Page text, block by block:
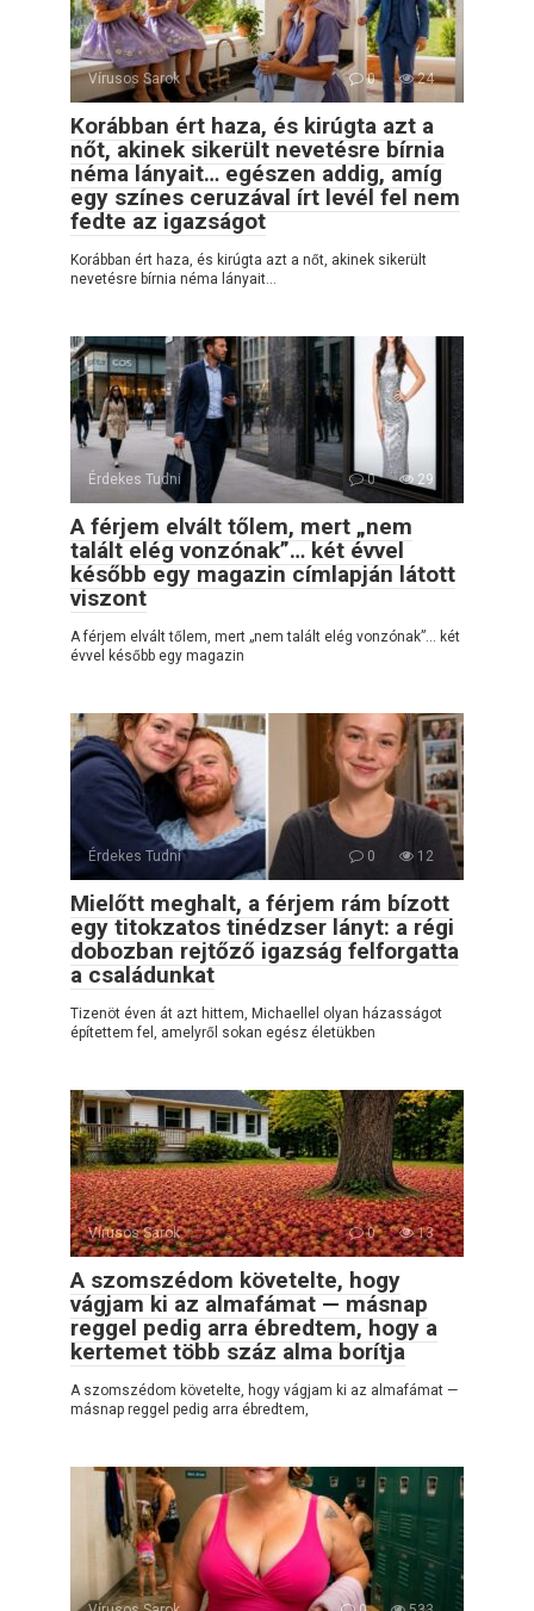
Vírusos Sarok 0 24
Korábban ért haza, és kirúgta azt a
nőt, akinek sikerült nevetésre bírnia
néma lányait… egészen addig, amíg
egy színes ceruzával írt levél fel nem
fedte az igazságot
Korábban ért haza, és kirúgta azt a nőt, akinek sikerült
nevetésre bírnia néma lányait…
Érdekes Tudni 0 29
A férjem elvált tőlem, mert „nem
talált elég vonzónak”… két évvel
később egy magazin címlapján látott
viszont
A férjem elvált tőlem, mert „nem talált elég vonzónak”… két
évvel később egy magazin
Érdekes Tudni 0 12
Mielőtt meghalt, a férjem rám bízott
egy titokzatos tinédzser lányt: a régi
dobozban rejtőző igazság felforgatta
a családunkat
Tizenöt éven át azt hittem, Michaellel olyan házasságot
építettem fel, amelyről sokan egész életükben
Vírusos Sarok 0 13
A szomszédom követelte, hogy
vágjam ki az almafámat — másnap
reggel pedig arra ébredtem, hogy a
kertemet több száz alma borítja
A szomszédom követelte, hogy vágjam ki az almafámat —
másnap reggel pedig arra ébredtem,